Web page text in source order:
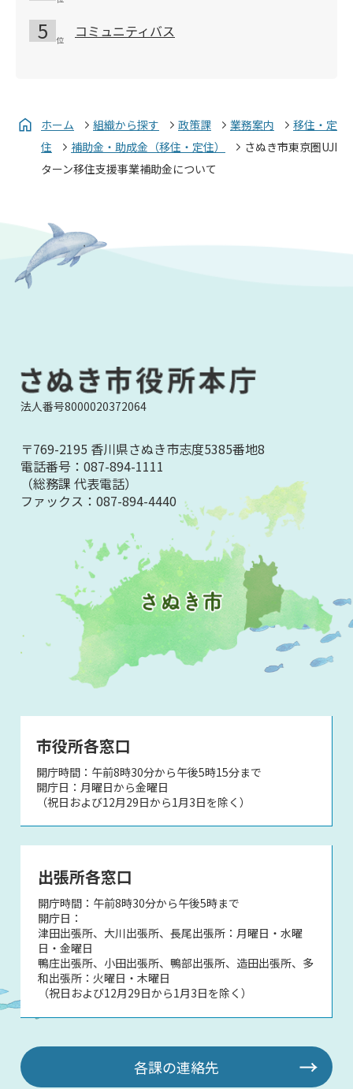
コミュニティバス
ホーム 組織から探す 政策課 業務案内
移住・定
住
補助金・助成金（移住・定住）
さぬき市東京圏UJI
ターン移住支援事業補助金について
法人番号8000020372064
〒769-2195 香川県さぬき市志度5385番地8
電話番号：087-894-1111
（総務課 代表電話）
ファックス：087-894-4440
市役所各窓口
開庁時間：午前8時30分から午後5時15分まで
開庁日：月曜日から金曜日
（祝日および12月29日から1月3日を除く）
出張所各窓口
開庁時間：午前8時30分から午後5時まで
開庁日：
津田出張所、大川出張所、長尾出張所：月曜日・水曜
日・金曜日
鴨庄出張所、小田出張所、鴨部出張所、造田出張所、多
和出張所：火曜日・木曜日
（祝日および12月29日から1月3日を除く）
各課の連絡先